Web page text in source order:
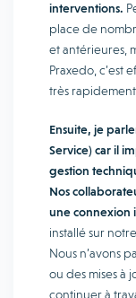
interventions.
place de
et antérieures,
Praxedo, c’est
très
Ensuite, je
Service) car il
gestion
Nos
une connexion
installé sur
Nous n’avons
ou des mises à
continuer à